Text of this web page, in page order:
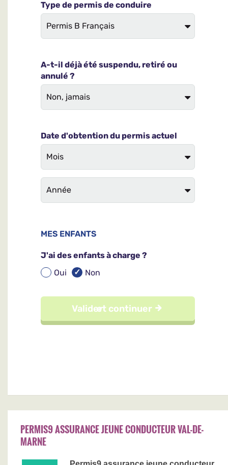
PERMIS9 ASSURANCE JEUNE CONDUCTEUR VAL-DE-
MARNE